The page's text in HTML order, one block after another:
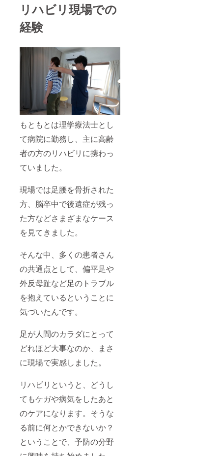
リハビリ現場での
経験
もともとは理学療法士とし
て病院に勤務し、主に高齢
者の方のリハビリに携わっ
ていました。
現場では足腰を骨折された
方、脳卒中で後遺症が残っ
た方などさまざまなケース
を見てきました。
そんな中、多くの患者さん
の共通点として、偏平足や
外反母趾など足のトラブル
を抱えているということに
気づいたんです。
足が人間のカラダにとって
どれほど大事なのか、まさ
に現場で実感しました。
リハビリというと、どうし
てもケガや病気をしたあと
のケアになります。そうな
る前に何とかできないか？
ということで、予防の分野